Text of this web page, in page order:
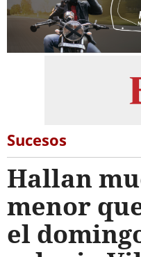
Sucesos
Hallan
menor
el